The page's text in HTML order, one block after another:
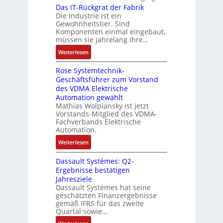
n
g
k
r
ä
f
t
e
r
ts
c
h
i
n
e
n
-
u
n
d
A
n
l
a
g
e
n
b
a
u
:
P
o
s
e
M
u
l
i
t
r
n
-
K
i
t
E
n
c
o
d
e
r
r
b
e
s
s
e
r
t
e
L
a
s
e
r
r
i
a
n
g
u
l
a
Das IT-Rückgrat der Fabrik
Die Industrie ist ein
Gewohnheitstier. Sind
Komponenten einmal eingebaut,
müssen sie jahrelang ihre…
Weiterlesen:
D
a
s
I
T
-
R
ü
c
k
g
r
a
t
d
e
r
Rose Systemtechnik-
Geschäftsführer zum Vorstand
des VDMA Elektrische
Automation gewählt
Mathias Wolpiansky ist jetzt
Vorstands-Mitglied des VDMA-
Fachverbands Elektrische
Automation.
Weiterlesen:
R
o
s
e
S
y
s
t
Dassault Systèmes: Q2-
Ergebnisse bestätigen
Jahresziele
Dassault Systèmes hat seine
geschätzten Finanzergebnisse
gemäß IFRS für das zweite
Quartal sowie…